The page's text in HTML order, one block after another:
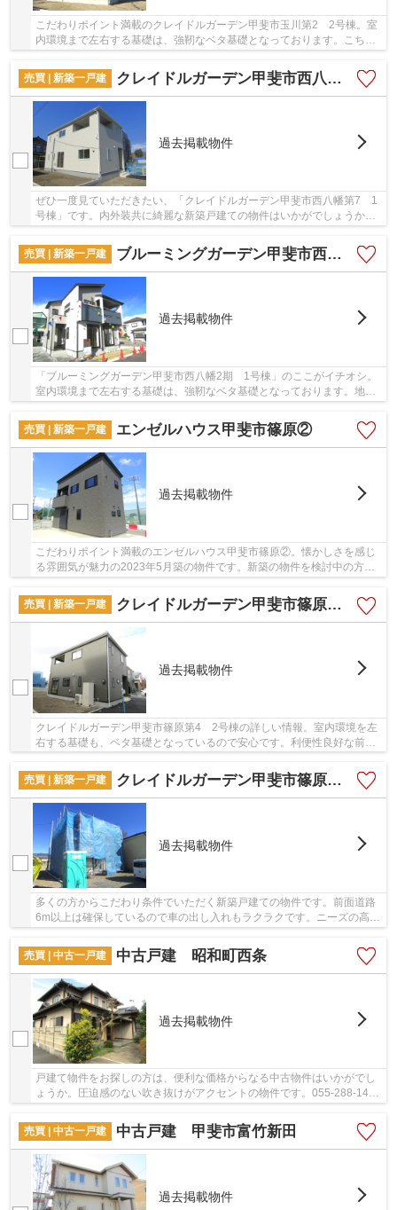
こだわりポイント満載のクレイドルガーデン甲斐市玉川第2 2号棟。室
内環境まで左右する基礎は、強靭なベタ基礎となっております。こちら
売買 | 新築一戸建
クレイドルガーデン甲斐市西八幡第7 1号棟
過去掲載物件
ぜひ一度見ていただきたい、「クレイドルガーデン甲斐市西八幡第7 1
号棟」です。内外装共に綺麗な新築戸建ての物件はいかがでしょうか。
売買 | 新築一戸建
ブルーミングガーデン甲斐市西八幡2期 1号棟
過去掲載物件
「ブルーミングガーデン甲斐市西八幡2期 1号棟」のここがイチオシ。
室内環境まで左右する基礎は、強靭なベタ基礎となっております。地盤
売買 | 新築一戸建
エンゼルハウス甲斐市篠原②
過去掲載物件
こだわりポイント満載のエンゼルハウス甲斐市篠原②。懐かしさを感じ
る雰囲気が魅力の2023年5月築の物件です。新築の物件を検討中の方は
ぜひ一度こちらの物件をご覧ください。築2年以内...
売買 | 新築一戸建
クレイドルガーデン甲斐市篠原第4 2号棟
過去掲載物件
クレイドルガーデン甲斐市篠原第4 2号棟の詳しい情報。室内環境を左
右する基礎も、ベタ基礎となっているので安心です。利便性良好な前面
売買 | 新築一戸建
クレイドルガーデン甲斐市篠原第4 1号棟
過去掲載物件
多くの方からこだわり条件でいただく新築戸建ての物件です。前面道路
6m以上は確保しているので車の出し入れもラクラクです。ニーズの高い
売買 | 中古一戸建
中古戸建 昭和町西条
過去掲載物件
戸建て物件をお探しの方は、便利な価格からなる中古物件はいかがでし
ょうか。圧迫感のない吹き抜けがアクセントの物件です。055-288-1408
売買 | 中古一戸建
中古戸建 甲斐市富竹新田
過去掲載物件